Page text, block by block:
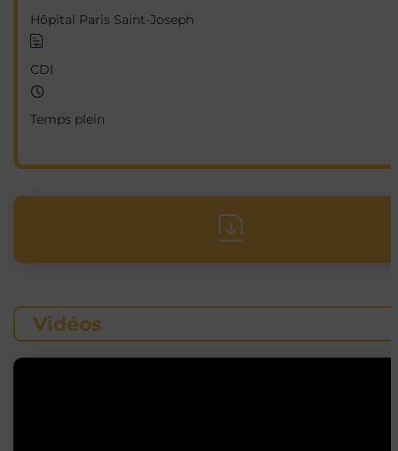
Hôpital Paris Saint-Joseph
CDI
Temps plein
Vidéos